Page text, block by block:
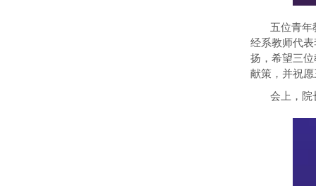
五位青年
经系教师代
扬，希望三
献策，并祝
会上，院